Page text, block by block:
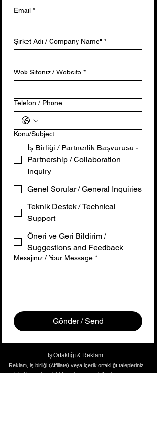
Email *
Şirket Adı / Company Name" *
Web Siteniz / Website *
Telefon / Phone
Konu/Subject
İş Birliği / Partnerlik Başvurusu -
Partnership / Collaboration
Inquiry
Genel Sorular / General Inquiries
Teknik Destek / Technical
Support
Öneri ve Geri Bildirim /
Suggestions and Feedback
Mesajınız / Your Message *
Gönder / Send
İş Ortaklığı & Reklam:
Reklam, iş birliği (Affiliate) veya içerik ortaklığı talepleriniz
için bize yukarıdaki formdan veya doğrudan e-posta